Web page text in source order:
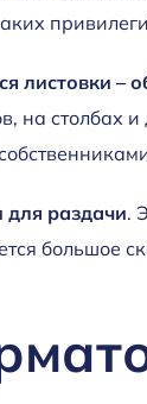
листовки –
на столбах
для раздачи.
большое